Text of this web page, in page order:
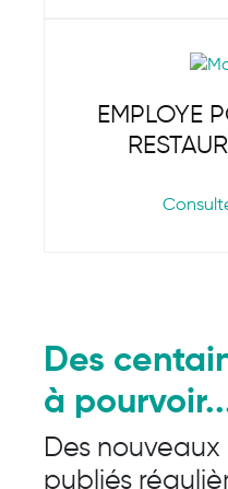
EMPLOYE
Des
à
Des
publiés